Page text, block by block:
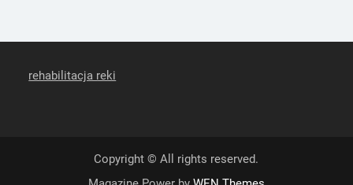
rehabilitacja reki
Copyright © All rights reserved.